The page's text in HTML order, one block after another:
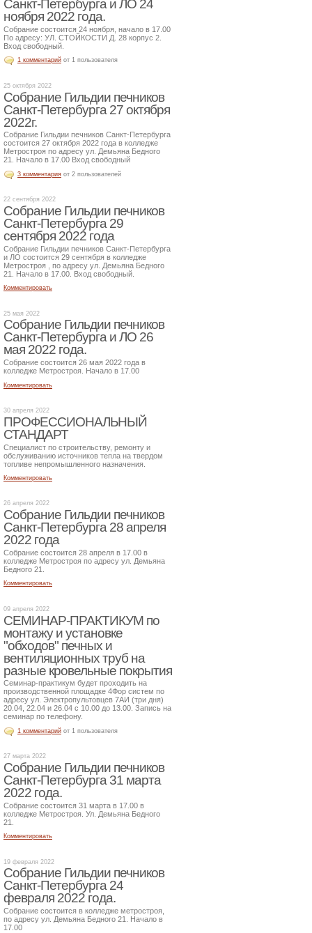
Санкт-Петербурга и ЛО 24
ноября 2022 года.
Собрание состоится 24 ноября, начало в 17.00
По адресу: УЛ. СТОЙКОСТИ Д. 28 корпус 2.
Вход свободный.
1 комментарий от 1 пользователя
25 октября 2022
Собрание Гильдии печников
Санкт-Петербурга 27 октября
2022г.
Собрание Гильдии печников Санкт-Петербурга
состоится 27 октября 2022 года в колледже
Метростроя по адресу ул. Демьяна Бедного
21. Начало в 17.00 Вход свободный
3 комментария от 2 пользователей
22 сентября 2022
Собрание Гильдии печников
Санкт-Петербурга 29
сентября 2022 года
Собрание Гильдии печников Санкт-Петербурга
и ЛО состоится 29 сентября в колледже
Метростроя , по адресу ул. Демьяна Бедного
21. Начало в 17.00. Вход свободный.
Комментировать
25 мая 2022
Собрание Гильдии печников
Санкт-Петербурга и ЛО 26
мая 2022 года.
Собрание состоится 26 мая 2022 года в
колледже Метростроя. Начало в 17.00
Комментировать
30 апреля 2022
ПРОФЕССИОНАЛЬНЫЙ
СТАНДАРТ
Специалист по строительству, ремонту и
обслуживанию источников тепла на твердом
топливе непромышленного назначения.
Комментировать
26 апреля 2022
Собрание Гильдии печников
Санкт-Петербурга 28 апреля
2022 года
Собрание состоится 28 апреля в 17.00 в
колледже Метростроя по адресу ул. Демьяна
Бедного 21.
Комментировать
09 апреля 2022
СЕМИНАР-ПРАКТИКУМ по
монтажу и установке
"обходов" печных и
вентиляционных труб на
разные кровельные покрытия
Семинар-практикум будет проходить на
производственной площадке 4Фор систем по
адресу ул. Электропультовцев 7АИ (три дня)
20.04, 22.04 и 26.04 с 10.00 до 13.00. Запись на
семинар по телефону.
1 комментарий от 1 пользователя
27 марта 2022
Собрание Гильдии печников
Санкт-Петербурга 31 марта
2022 года.
Собрание состоится 31 марта в 17.00 в
колледже Метростроя. Ул. Демьяна Бедного
21.
Комментировать
19 февраля 2022
Собрание Гильдии печников
Санкт-Петербурга 24
февраля 2022 года.
Собрание состоится в колледже метростроя,
по адресу ул. Демьяна Бедного 21. Начало в
17.00